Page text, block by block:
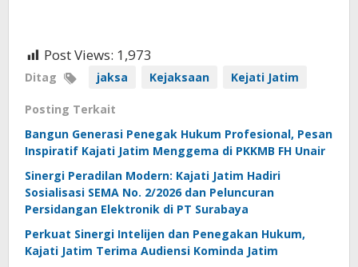
Post Views: 1,973
Ditag jaksa Kejaksaan Kejati Jatim
Posting Terkait
Bangun Generasi Penegak Hukum Profesional, Pesan
Inspiratif Kajati Jatim Menggema di PKKMB FH Unair
Sinergi Peradilan Modern: Kajati Jatim Hadiri
Sosialisasi SEMA No. 2/2026 dan Peluncuran
Persidangan Elektronik di PT Surabaya
Perkuat Sinergi Intelijen dan Penegakan Hukum,
Kajati Jatim Terima Audiensi Kominda Jatim